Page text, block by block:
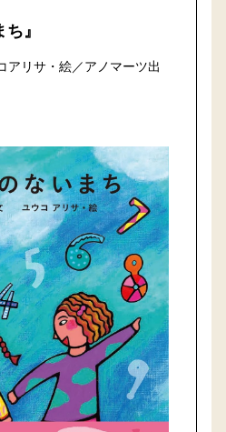
』
リサ・絵／アノマーツ出